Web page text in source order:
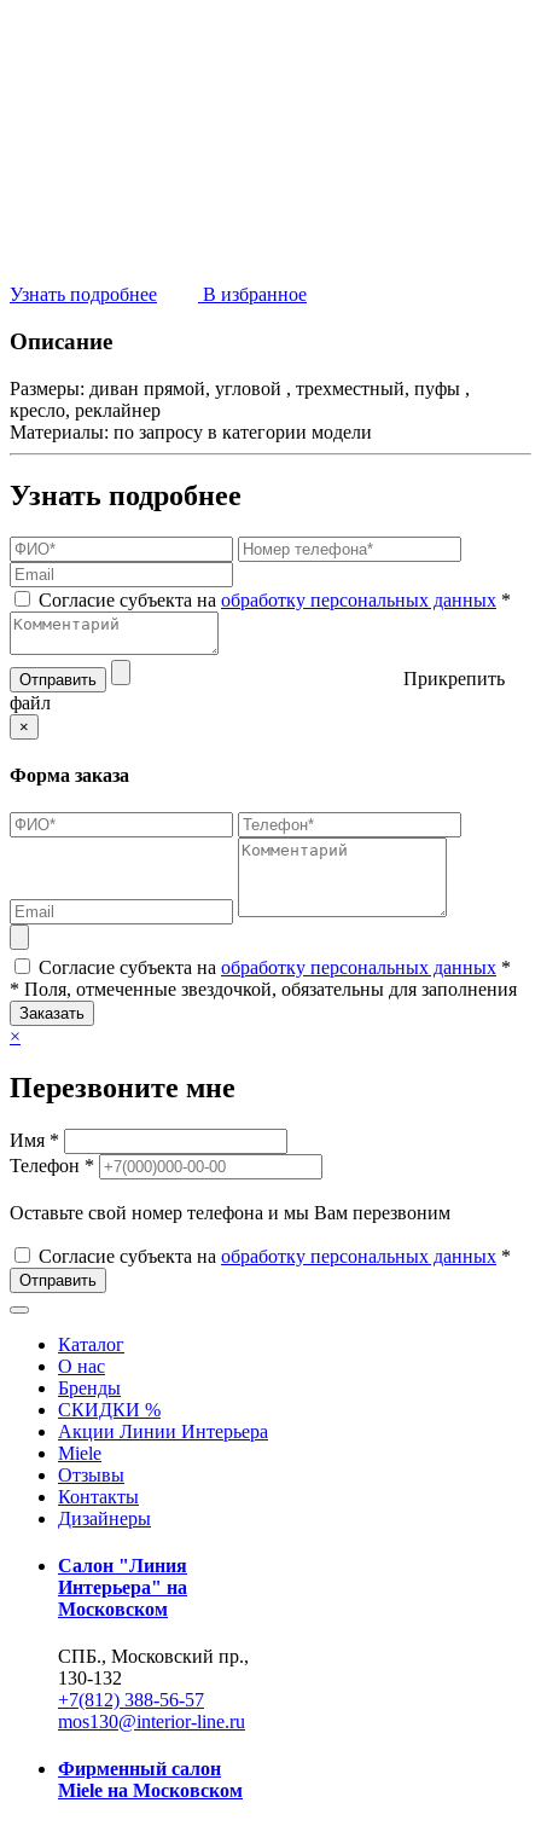
Узнать подробнее В избранное
Описание
Размеры: диван прямой, угловой , трехместный, пуфы ,
кресло, реклайнер
Материалы: по запросу в категории модели
Узнать подробнее
Согласие субъекта на обработку персональных данных *
Отправить
Прикрепить
файл
×
Форма заказа
Согласие субъекта на обработку персональных данных *
* Поля, отмеченные звездочкой, обязательны для заполнения
Заказать
×
Перезвоните мне
Имя *
Телефон *
Оставьте свой номер телефона и мы Вам перезвоним
Согласие субъекта на обработку персональных данных *
Отправить
Каталог
О нас
Бренды
СКИДКИ %
Акции Линии Интерьера
Miele
Отзывы
Контакты
Дизайнеры
Салон "Линия
Интерьера" на
Московском
СПБ., Московский пр.,
130-132
+7(812) 388-56-57
mos130@interior-line.ru
Фирменный салон
Miele на Московском